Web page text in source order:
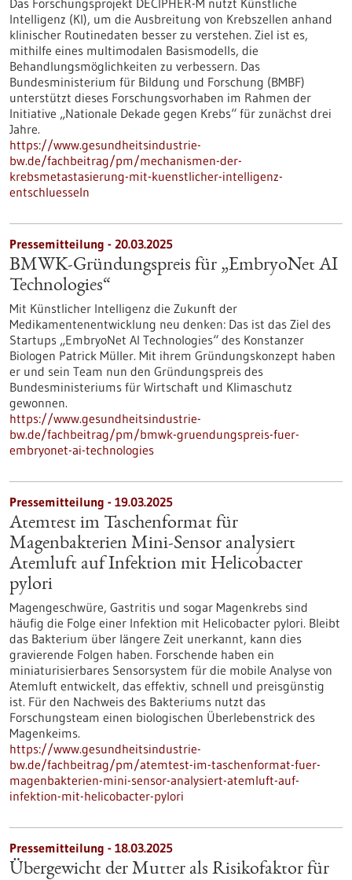
Das Forschungsprojekt DECIPHER-M nutzt Künstliche
Intelligenz (KI), um die Ausbreitung von Krebszellen anhand
klinischer Routinedaten besser zu verstehen. Ziel ist es,
mithilfe eines multimodalen Basismodells, die
Behandlungsmöglichkeiten zu verbessern. Das
Bundesministerium für Bildung und Forschung (BMBF)
unterstützt dieses Forschungsvorhaben im Rahmen der
Initiative „Nationale Dekade gegen Krebs“ für zunächst drei
Jahre.
https://www.gesundheitsindustrie-
bw.de/fachbeitrag/pm/mechanismen-der-
krebsmetastasierung-mit-kuenstlicher-intelligenz-
entschluesseln
Pressemitteilung - 20.03.2025
BMWK-Gründungspreis für „EmbryoNet AI
Technologies“
Mit Künstlicher Intelligenz die Zukunft der
Medikamentenentwicklung neu denken: Das ist das Ziel des
Startups „EmbryoNet AI Technologies“ des Konstanzer
Biologen Patrick Müller. Mit ihrem Gründungskonzept haben
er und sein Team nun den Gründungspreis des
Bundesministeriums für Wirtschaft und Klimaschutz
gewonnen.
https://www.gesundheitsindustrie-
bw.de/fachbeitrag/pm/bmwk-gruendungspreis-fuer-
embryonet-ai-technologies
Pressemitteilung - 19.03.2025
Atemtest im Taschenformat für
Magenbakterien Mini-Sensor analysiert
Atemluft auf Infektion mit Helicobacter
pylori
Magengeschwüre, Gastritis und sogar Magenkrebs sind
häufig die Folge einer Infektion mit Helicobacter pylori. Bleibt
das Bakterium über längere Zeit unerkannt, kann dies
gravierende Folgen haben. Forschende haben ein
miniaturisierbares Sensorsystem für die mobile Analyse von
Atemluft entwickelt, das effektiv, schnell und preisgünstig
ist. Für den Nachweis des Bakteriums nutzt das
Forschungsteam einen biologischen Überlebenstrick des
Magenkeims.
https://www.gesundheitsindustrie-
bw.de/fachbeitrag/pm/atemtest-im-taschenformat-fuer-
magenbakterien-mini-sensor-analysiert-atemluft-auf-
infektion-mit-helicobacter-pylori
Pressemitteilung - 18.03.2025
Übergewicht der Mutter als Risikofaktor für